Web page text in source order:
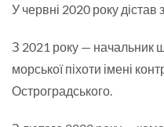
У червні 2020 року дістав
З 2021 року — начальник
морської піхоти імені
Остроградського.